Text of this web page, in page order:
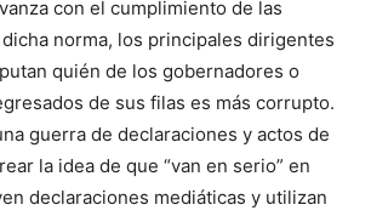
con el cumplimiento de las
norma, los principales dirigentes
quién de los gobernadores o
de sus filas es más corrupto.
guerra de declaraciones y actos de
la idea de que “van en serio” en
declaraciones mediáticas y utilizan